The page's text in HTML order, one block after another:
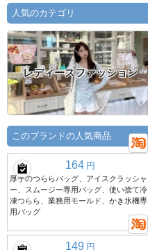
人気のカテゴリ
レディースファッション
このブランドの人気商品
164 円
厚手のつららバッグ、アイスクラッシャ
ー、スムージー専用バッグ、使い捨て冷
凍つらら、業務用モールド、かき氷機専
用バッグ
149 円